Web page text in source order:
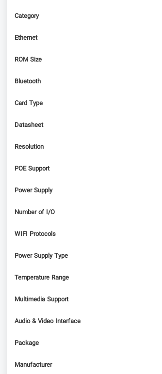
Category
Ethernet
ROM Size
Bluetooth
Card Type
Datasheet
Resolution
POE Support
Power Supply
Number of I/O
WIFI Protocols
Power Supply Type
Temperature Range
Multimedia Support
Audio & Video Interface
Package
Manufacturer